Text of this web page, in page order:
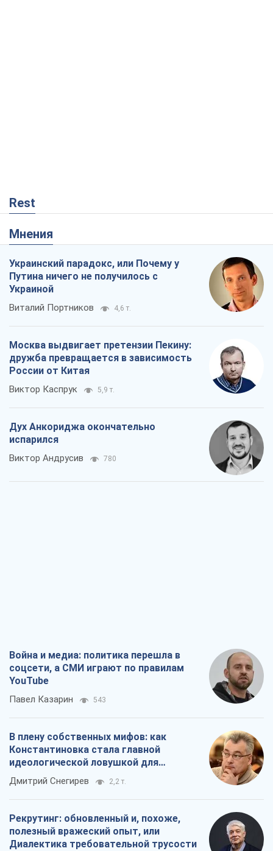
Rest
Мнения
Украинский парадокс, или Почему у
Путина ничего не получилось с
Украиной
Виталий Портников 4,6 т.
Москва выдвигает претензии Пекину:
дружба превращается в зависимость
России от Китая
Виктор Каспрук 5,9 т.
Дух Анкориджа окончательно
испарился
Виктор Андрусив 780
Война и медиа: политика перешла в
соцсети, а СМИ играют по правилам
YouTube
Павел Казарин 543
В плену собственных мифов: как
Константиновка стала главной
идеологической ловушкой для
российских оккупантов
Дмитрий Снегирев 2,2 т.
Рекрутинг: обновленный и, похоже,
полезный вражеский опыт, или
Диалектика требовательной трусости